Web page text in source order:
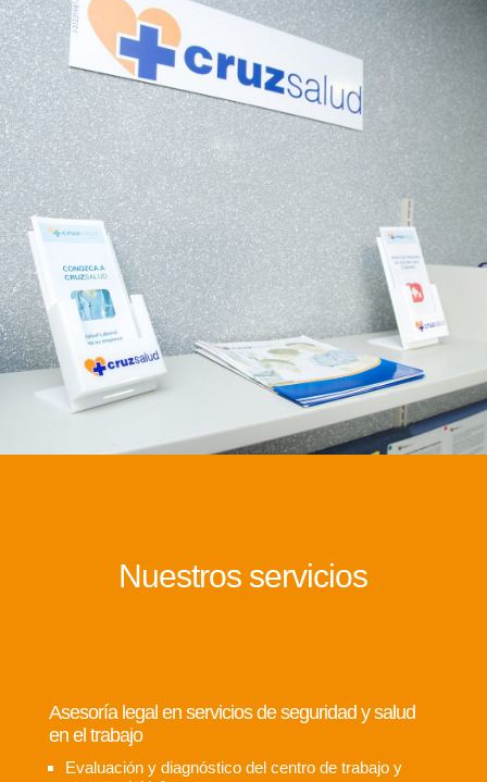
Nuestros servicios
Asesoría legal en servicios de seguridad y salud
en el trabajo
Evaluación y diagnóstico del centro de trabajo y